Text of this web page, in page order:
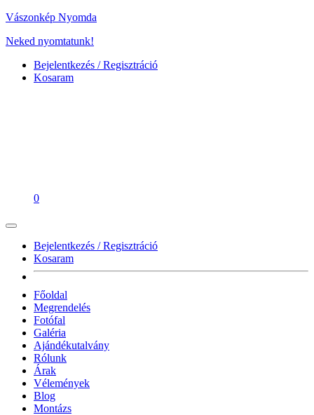
Vászonkép Nyomda
Neked nyomtatunk!
Bejelentkezés / Regisztráció
Kosaram
0
Bejelentkezés / Regisztráció
Kosaram
Főoldal
Megrendelés
Fotófal
Galéria
Ajándékutalvány
Rólunk
Árak
Vélemények
Blog
Montázs